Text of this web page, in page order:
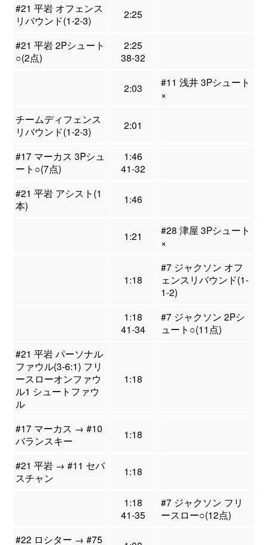
#21 平岩 オフェンス
リバウンド(1-2-3)
2:25
#21 平岩 2Pシュート
○(2点)
2:25
38-32
2:03
#11 浅井 3Pシュート
×
チームディフェンス
リバウンド(1-2-3)
2:01
#17 マーカス 3Pシュ
ート○(7点)
1:46
41-32
#21 平岩 アシスト(1
本)
1:46
1:21
#28 津屋 3Pシュート
×
1:18
#7 ジャクソン オフ
ェンスリバウンド(1-
1-2)
1:18
41-34
#7 ジャクソン 2Pシ
ュート○(11点)
#21 平岩 パーソナル
ファウル(3-6:1) フリ
ースローオンファウ
ル1 シュートファウ
ル
1:18
#17 マーカス → #10
バランスキー
1:18
#21 平岩 → #11 セバ
スチャン
1:18
1:18
41-35
#7 ジャクソン フリ
ースロー○(12点)
#22 ロシター → #75